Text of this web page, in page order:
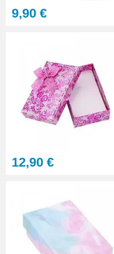
9,90 €
12,90 €